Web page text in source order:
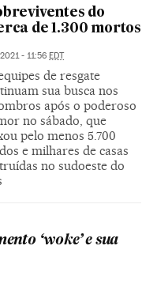
do
de 1.300 mortos
- 11:56 EDT
de resgate
sua busca nos
após o poderoso
no sábado, que
pelo menos 5.700
e milhares de casas
no sudoeste do
‘woke’ e sua